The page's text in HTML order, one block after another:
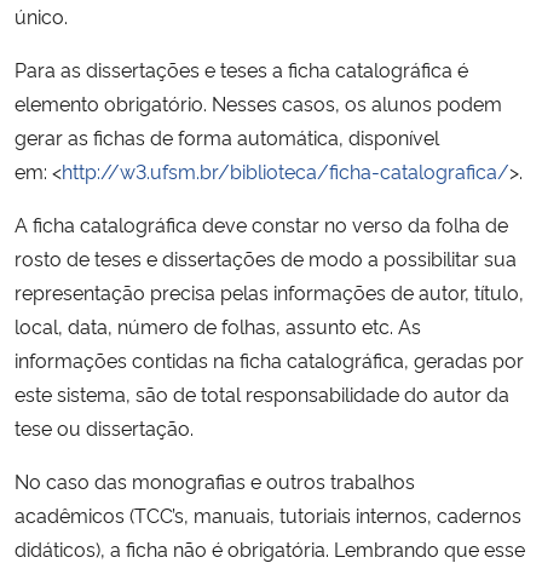
único.
Para as dissertações e teses a ficha catalográfica é
elemento obrigatório. Nesses casos, os alunos podem
gerar as fichas de forma automática, disponível
em: <http://w3.ufsm.br/biblioteca/ficha-catalografica/>.
A ficha catalográfica deve constar no verso da folha de
rosto de teses e dissertações de modo a possibilitar sua
representação precisa pelas informações de autor, título,
local, data, número de folhas, assunto etc. As
informações contidas na ficha catalográfica, geradas por
este sistema, são de total responsabilidade do autor da
tese ou dissertação.
No caso das monografias e outros trabalhos
acadêmicos (TCC’s, manuais, tutoriais internos, cadernos
didáticos), a ficha não é obrigatória. Lembrando que esse